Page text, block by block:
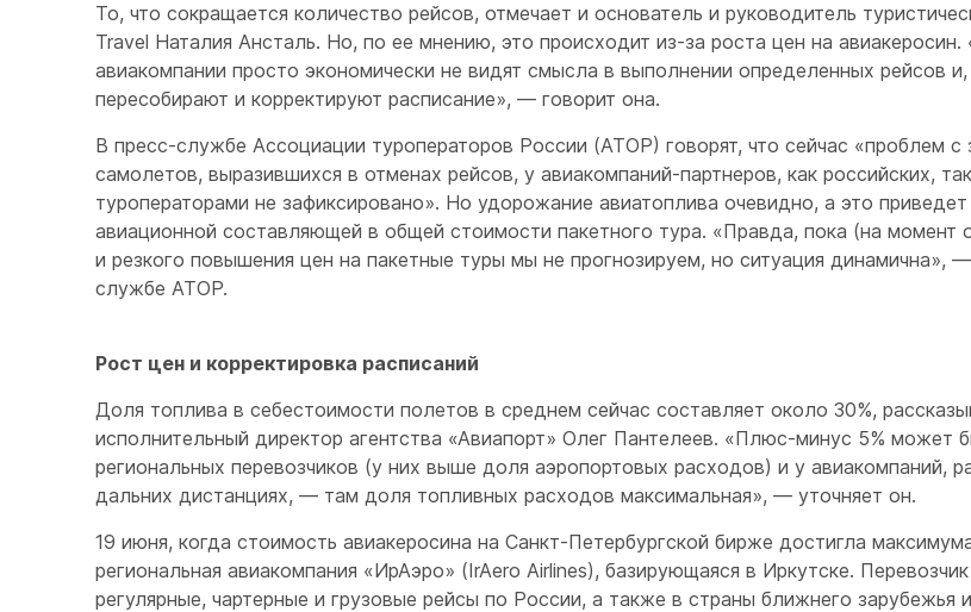
То, что сокращается количество рейсов, отмечает и основатель и руководитель
Travel Наталия Ансталь. Но, по ее мнению, это происходит из-за роста цен на авиакеросин.
авиакомпании просто экономически не видят смысла в выполнении определенных рейсов
пересобирают и корректируют расписание», — говорит она.
В пресс-службе Ассоциации туроператоров России (АТОР) говорят, что сейчас «проблем с
самолетов, выразившихся в отменах рейсов, у авиакомпаний-партнеров, как российских,
туроператорами не зафиксировано». Но удорожание авиатоплива очевидно, а это
авиационной составляющей в общей стоимости пакетного тура. «Правда, пока (на момент
и резкого повышения цен на пакетные туры мы не прогнозируем, но ситуация динамична»,
службе АТОР.
Рост цен и корректировка расписаний
Доля топлива в себестоимости полетов в среднем сейчас составляет около 30%,
исполнительный директор агентства «Авиапорт» Олег Пантелеев. «Плюс-минус 5% может
региональных перевозчиков (у них выше доля аэропортовых расходов) и у авиакомпаний,
дальних дистанциях, — там доля топливных расходов максимальная», — уточняет он.
19 июня, когда стоимость авиакеросина на Санкт-Петербургской бирже достигла
региональная авиакомпания «ИрАэро» (IrAero Airlines), базирующаяся в Иркутске.
регулярные, чартерные и грузовые рейсы по России, а также в страны ближнего зарубежья